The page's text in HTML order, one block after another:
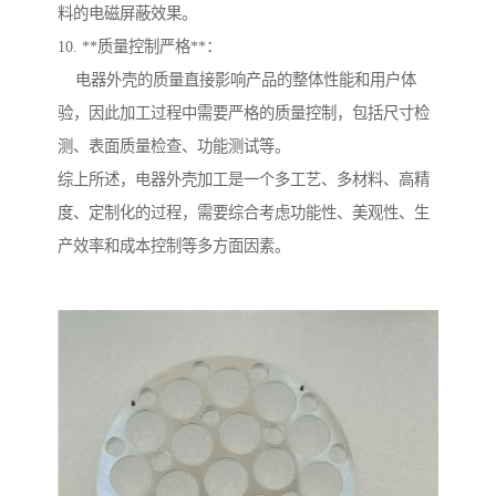
料的电磁屏蔽效果。
10. **质量控制严格**：
电器外壳的质量直接影响产品的整体性能和用户体
验，因此加工过程中需要严格的质量控制，包括尺寸检
测、表面质量检查、功能测试等。
综上所述，电器外壳加工是一个多工艺、多材料、高精
度、定制化的过程，需要综合考虑功能性、美观性、生
产效率和成本控制等多方面因素。